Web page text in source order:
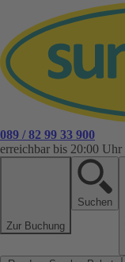
089 / 82 99 33 900
erreichbar bis 20:00 Uhr
Zur Buchung
Suchen